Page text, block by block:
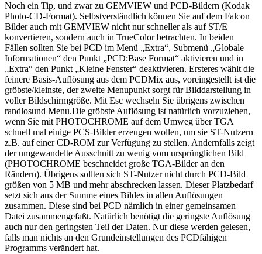
Noch ein Tip, und zwar zu GEMVIEW und PCD-Bildern (Kodak
Photo-CD-Format). Selbstverständlich können Sie auf dem Falcon
Bilder auch mit GEMVIEW nicht nur schneller als auf ST/E
konvertieren, sondern auch in TrueColor betrachten. In beiden
Fällen sollten Sie bei PCD im Menü „Extra“, Submenü „Globale
Informationen“ den Punkt „PCD:Base Format“ aktivieren und in
„Extra“ den Punkt „Kleine Fenster“ deaktivieren. Ersteres wählt die
feinere Basis-Auflösung aus dem PCDMix aus, voreingestellt ist die
gröbste/kleinste, der zweite Menupunkt sorgt für Bilddarstellung in
voller Bildschirmgröße. Mit Esc wechseln Sie übrigens zwischen
randlosund Menu.Die gröbste Auflösung ist natürlich vorzuziehen,
wenn Sie mit PHOTOCHROME auf dem Umweg über TGA
schnell mal einige PCS-Bilder erzeugen wollen, um sie ST-Nutzern
z.B. auf einer CD-ROM zur Verfügung zu stellen. Andernfalls zeigt
der umgewandelte Ausschnitt zu wenig vom ursprünglichen Bild
(PHOTOCHROME beschneidet große TGA-Bilder an den
Rändern). Übrigens sollten sich ST-Nutzer nicht durch PCD-Bild
größen von 5 MB und mehr abschrecken lassen. Dieser Platzbedarf
setzt sich aus der Summe eines Bildes in allen Auflösungen
zusammen. Diese sind bei PCD nämlich in einer gemeinsamen
Datei zusammengefaßt. Natürlich benötigt die geringste Auflösung
auch nur den geringsten Teil der Daten. Nur diese werden gelesen,
falls man nichts an den Grundeinstellungen des PCDfähigen
Programms verändert hat.